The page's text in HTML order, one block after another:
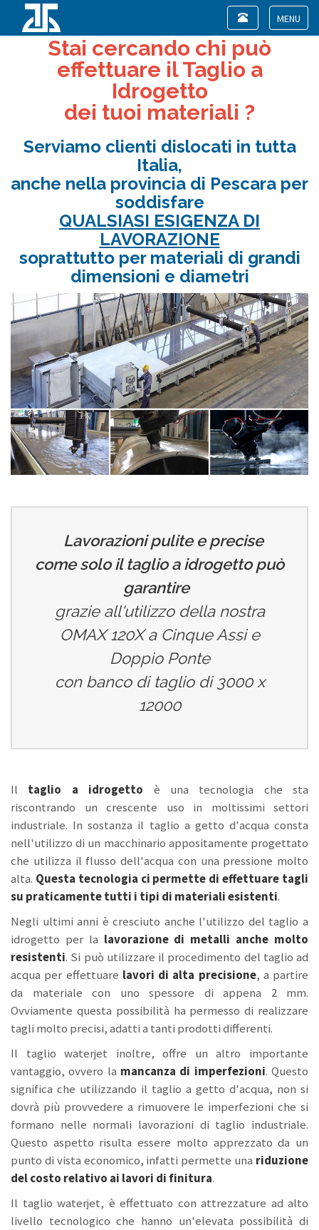
Toggle
Toggle
navigation
Stai cercando chi può
effettuare il Taglio a
Idrogetto
dei tuoi materiali ?
Serviamo clienti dislocati in tutta
Italia,
anche nella provincia di Pescara per
soddisfare
QUALSIASI ESIGENZA DI
LAVORAZIONE
soprattutto per materiali di grandi
dimensioni e diametri
Lavorazioni pulite e precise
come solo il taglio a idrogetto può
garantire
grazie all'utilizzo della nostra
OMAX 120X a Cinque Assi e
Doppio Ponte
con banco di taglio di 3000 x
12000
Il taglio a idrogetto è una tecnologia che sta
riscontrando un crescente uso in moltissimi settori
industriale. In sostanza il taglio a getto d'acqua consta
nell'utilizzo di un macchinario appositamente progettato
che utilizza il flusso dell'acqua con una pressione molto
alta. Questa tecnologia ci permette di effettuare tagli
su praticamente tutti i tipi di materiali esistenti.
Negli ultimi anni è cresciuto anche l'utilizzo del taglio a
idrogetto per la lavorazione di metalli anche molto
resistenti. Si può utilizzare il procedimento del taglio ad
acqua per effettuare lavori di alta precisione, a partire
da materiale con uno spessore di appena 2 mm.
Ovviamente questa possibilità ha permesso di realizzare
tagli molto precisi, adatti a tanti prodotti differenti.
Il taglio waterjet inoltre, offre un altro importante
vantaggio, ovvero la mancanza di imperfezioni. Questo
significa che utilizzando il taglio a getto d'acqua, non si
dovrà più provvedere a rimuovere le imperfezioni che si
formano nelle normali lavorazioni di taglio industriale.
Questo aspetto risulta essere molto apprezzato da un
punto di vista economico, infatti permette una riduzione
del costo relativo ai lavori di finitura.
Il taglio waterjet, è effettuato con attrezzature ad alto
livello tecnologico che hanno un'elevata possibilità di